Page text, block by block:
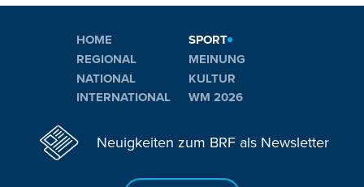
HOME
REGIONAL
NATIONAL
INTERNATIONAL
SPORT
MEINUNG
KULTUR
WM 2026
Neuigkeiten zum BRF als Newsletter